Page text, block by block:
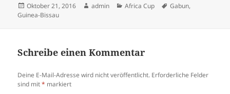
Veröffentlicht
am
Oktober 21, 2016 Autor
admin Kategorien
Africa Cup Schlagwörter
Gabun,
Guinea-Bissau
Schreibe einen Kommentar
Deine E-Mail-Adresse wird nicht veröffentlicht. Erforderliche Felder
sind mit* markiert